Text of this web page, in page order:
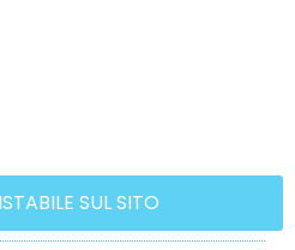
SUL SITO